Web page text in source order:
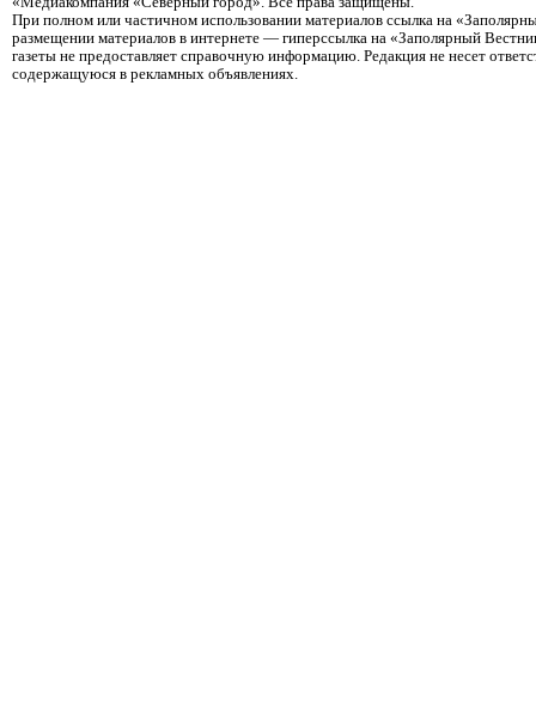
При полном или частичном использовании материалов ссылка на
размещении материалов в интернете — гиперссылка на «Заполярный
газеты не предоставляет справочную информацию. Редакция не несет
содержащуюся в рекламных объявлениях.